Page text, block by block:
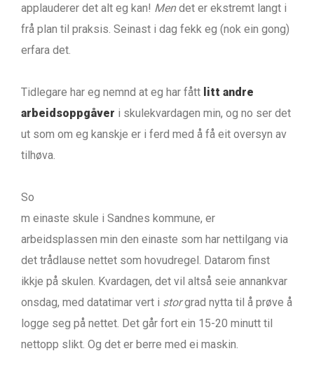
applauderer det alt eg kan! Mendet er ekstremt langt i
frå plan til praksis. Seinast i dag fekk eg (nok ein gong)
erfara det.
Tidlegare har eg nemnd at eg har fått litt andre
arbeidsoppgåver i skulekvardagen min, og no ser det
ut som om eg kanskje er i ferd med å få eit oversyn av
tilhøva.
So
m einaste skule i Sandnes kommune, er
arbeidsplassen min den einaste som har nettilgang via
det trådlause nettet som hovudregel. Datarom finst
ikkje på skulen. Kvardagen, det vil altså seie annankvar
onsdag, med datatimar vert i storgrad nytta til å prøve å
logge seg på nettet. Det går fort ein 15-20 minutt til
nettopp slikt. Og det er berre med ei maskin.